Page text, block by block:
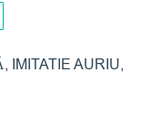
IMITATIE AURIU,